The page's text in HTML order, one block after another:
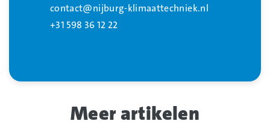
contact@nijburg-klimaattechniek.nl
+31 598 36 12 22
Meer artikelen